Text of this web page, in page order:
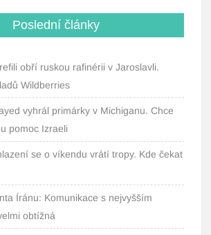
Poslední články
obří ruskou rafinérii v Jaroslavli.
Wildberries
vyhrál primárky v Michiganu. Chce
pomoc Izraeli
se o víkendu vrátí tropy. Kde čekat
Íránu: Komunikace s nejvyšším
obtížná